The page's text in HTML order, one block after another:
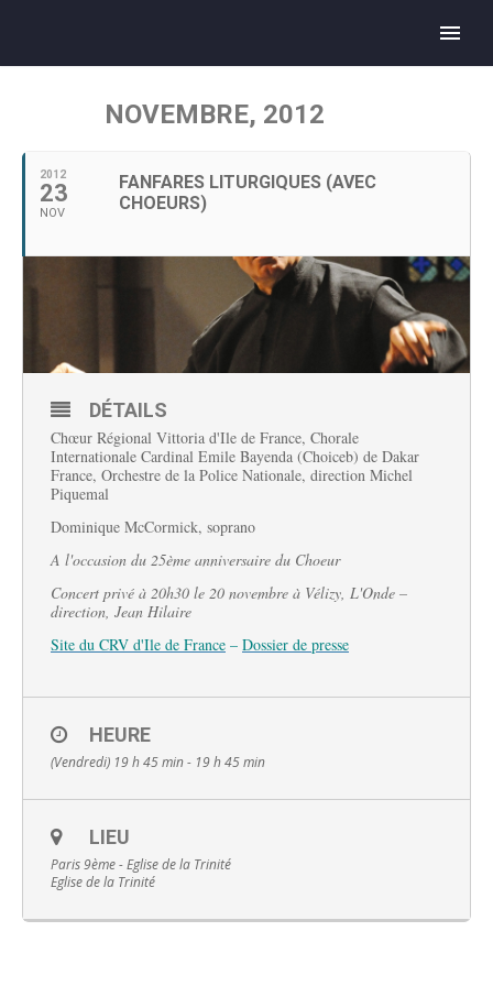
NOVEMBRE, 2012
2012
23
NOV
FANFARES LITURGIQUES (AVEC
CHOEURS)
DÉTAILS
Chœur Régional Vittoria d'Ile de France, Chorale
Internationale Cardinal Emile Bayenda (Choiceb) de Dakar
France, Orchestre de la Police Nationale, direction Michel
Piquemal
Dominique McCormick, soprano
A l'occasion du 25ème anniversaire du Choeur
Concert privé à 20h30 le 20 novembre à Vélizy, L'Onde –
direction, Jean Hilaire
Site du CRV d'Ile de France – Dossier de presse
HEURE
(Vendredi) 19 h 45 min - 19 h 45 min
LIEU
Paris 9ème - Eglise de la Trinité
Eglise de la Trinité